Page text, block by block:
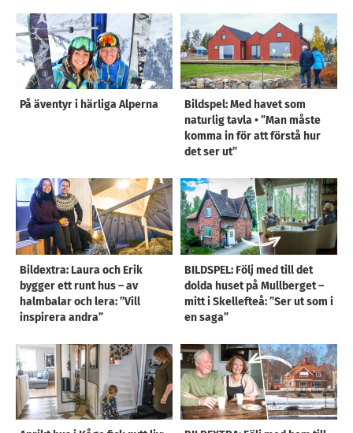
På äventyr i härliga Alperna
Bildspel: Med havet som
naturlig tavla • ”Man måste
komma in för att förstå hur
det ser ut”
Bildextra: Laura och Erik
bygger ett runt hus – av
halmbalar och lera: ”Vill
inspirera andra”
BILDSPEL: Följ med till det
dolda huset på Mullberget –
mitt i Skellefteå: ”Ser ut som i
en saga”